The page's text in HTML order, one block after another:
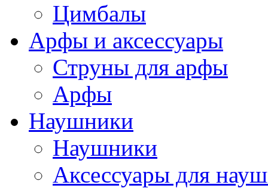
Цимбалы
Арфы и аксессуары
Струны для арфы
Арфы
Наушники
Наушники
Аксессуары для